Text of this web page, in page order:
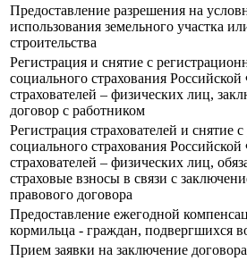
Предоставление разрешения на
использования земельного участка
строительства
Регистрация и снятие с
социального страхования
страхователей – физических лиц,
договор с работником
Регистрация страхователей и снятие
социального страхования
страхователей – физических лиц,
страховые взносы в связи с
правового договора
Предоставление ежегодной
кормильца - граждан, подвергшихся
Прием заявки на заключение